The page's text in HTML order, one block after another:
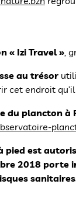
« Izi Travel »,
au trésor
cet endroit
du plancton à
pied est
2018 porte